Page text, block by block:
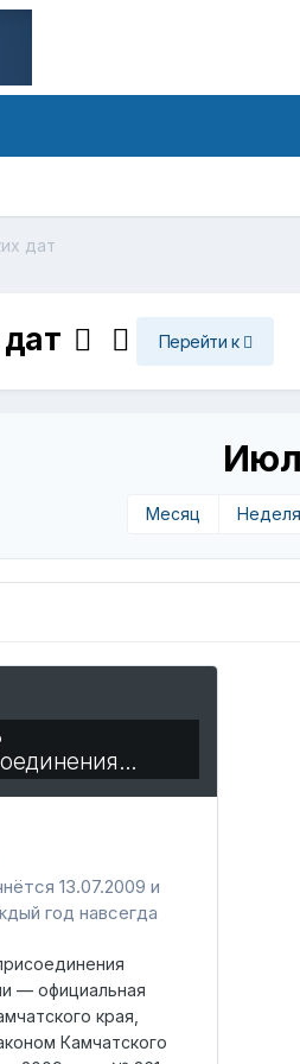
дат
Перейти к
Месяц Неделя
13.07.2009 и
год навсегда
— официальная
края,
Камчатского